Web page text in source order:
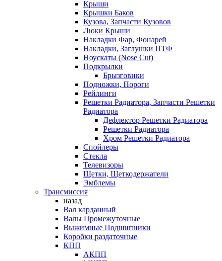
Крыши
Крышки Баков
Кузова, Запчасти Кузовов
Люки Крыши
Накладки Фар, Фонарей
Накладки, Заглушки ПТФ
Ноускаты (Nose Cut)
Подкрылки
Брызговики
Подножки, Пороги
Рейлинги
Решетки Радиатора, Запчасти Решетки
Радиатора
Дефлектор Решетки Радиатора
Решетки Радиатора
Хром Решетки Радиатора
Спойлеры
Стекла
Телевизоры
Щетки, Щеткодержатели
Эмблемы
Трансмиссия
назад
Вал карданный
Валы Промежуточные
Выжимные Подшипники
Коробки раздаточные
КПП
АКПП